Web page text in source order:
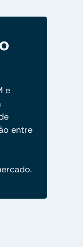
e
entre